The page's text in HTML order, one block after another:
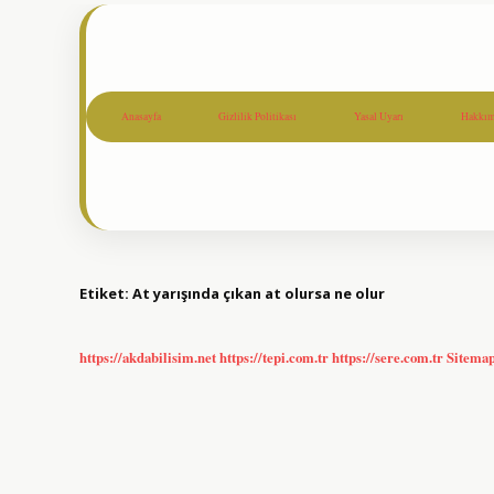
Anasayfa Gizlilik Politikası Yasal Uyarı
Etiket: At yarışında çıkan at olursa ne olur
https://akdabilisim.nethttps://tepi.com.trhttps://sere.com.tr